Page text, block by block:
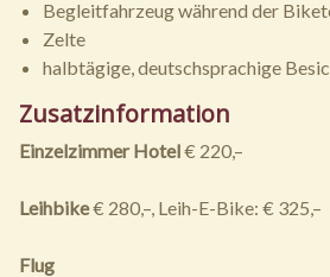
Begleitfahrzeug während der
Zelte
halbtägige, deutschsprachige
Zusatzinformation
Einzelzimmer Hotel€ 220,–
Leihbike€ 280,–, Leih-E-Bike: € 325,–
Flug